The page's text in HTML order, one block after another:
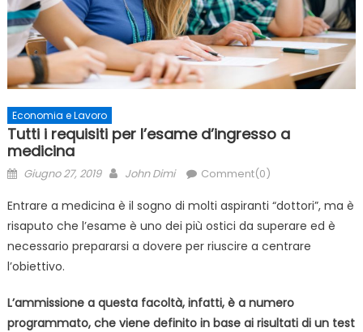
Economia e Lavoro
Tutti i requisiti per l’esame d’ingresso a
medicina
Posted
Giugno 27, 2019 Author
John Dimi Comment(0)
Entrare a medicina è il sogno di molti aspiranti “dottori”, ma è
risaputo che l’esame è uno dei più ostici da superare ed è
necessario prepararsi a dovere per riuscire a centrare
l’obiettivo.
L’ammissione a questa facoltà, infatti, è a numero
programmato, che viene definito in base ai risultati di un test